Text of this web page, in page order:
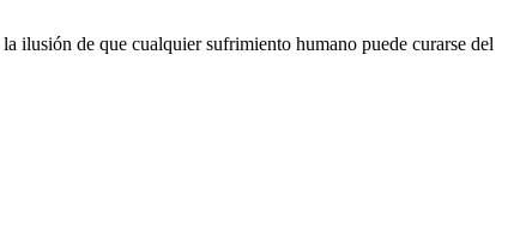
ilusión de que cualquier sufrimiento humano puede curarse del